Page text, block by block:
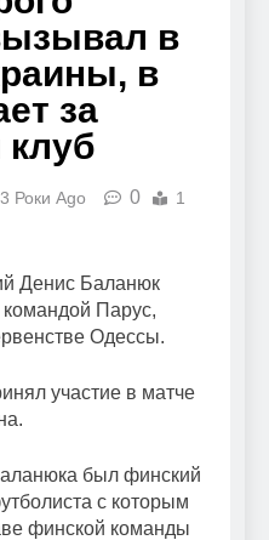
в
в
за
клуб
3 Роки Ago 0
1
Денис Баланюк
Парус,
Одессы.
участие в матче
был финский
с которым
финской команды